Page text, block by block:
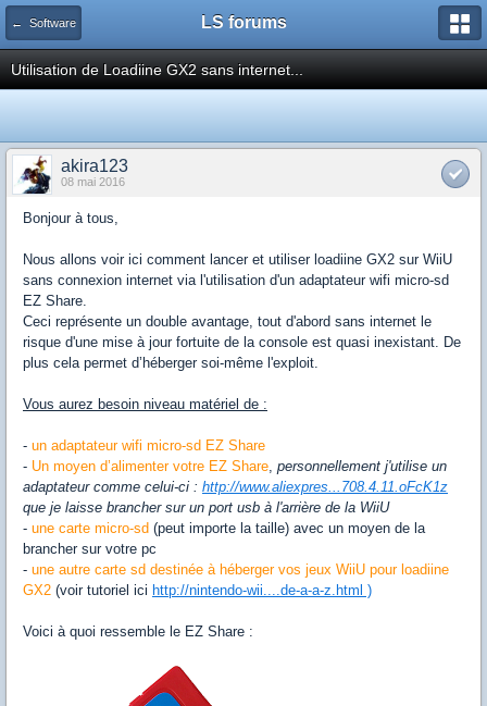
← Software LS forums
Utilisation de Loadiine GX2 sans internet...
akira123
08 mai 2016
Bonjour à tous,
Nous allons voir ici comment lancer et utiliser loadiine GX2 sur WiiU
sans connexion internet via l'utilisation d'un adaptateur wifi micro-sd
EZ Share.
Ceci représente un double avantage, tout d'abord sans internet le
risque d'une mise à jour fortuite de la console est quasi inexistant. De
plus cela permet d’héberger soi-même l'exploit.
Vous aurez besoin niveau matériel de :
- un adaptateur wifi micro-sd EZ Share
- Un moyen d’alimenter votre EZ Share, personnellement j'utilise un
adaptateur comme celui-ci : http://www.aliexpres...708.4.11.oFcK1z
que je laisse brancher sur un port usb à l'arrière de la WiiU
- une carte micro-sd (peut importe la taille) avec un moyen de la
brancher sur votre pc
- une autre carte sd destinée à héberger vos jeux WiiU pour loadiine
GX2 (voir tutoriel ici http://nintendo-wii....de-a-a-z.html )
Voici à quoi ressemble le EZ Share :